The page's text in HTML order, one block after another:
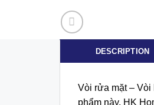
DESCRIPTION
Vòi rửa mặt – Vòi
phẩm này. HK